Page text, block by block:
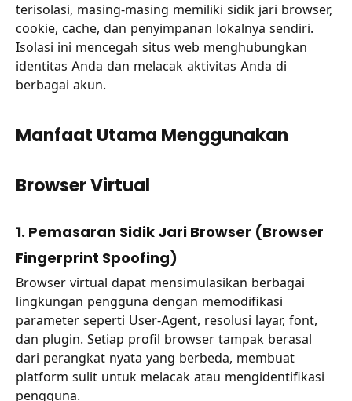
terisolasi, masing-masing memiliki sidik jari browser,
cookie, cache, dan penyimpanan lokalnya sendiri.
Isolasi ini mencegah situs web menghubungkan
identitas Anda dan melacak aktivitas Anda di
berbagai akun.
Manfaat Utama Menggunakan
Browser Virtual
1. Pemasaran Sidik Jari Browser (Browser
Fingerprint Spoofing)
Browser virtual dapat mensimulasikan berbagai
lingkungan pengguna dengan memodifikasi
parameter seperti User-Agent, resolusi layar, font,
dan plugin. Setiap profil browser tampak berasal
dari perangkat nyata yang berbeda, membuat
platform sulit untuk melacak atau mengidentifikasi
pengguna.